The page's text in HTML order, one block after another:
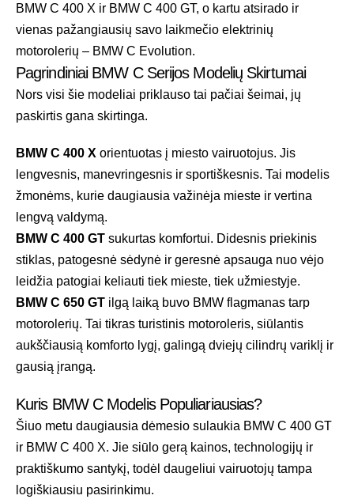
BMW C 400 X ir BMW C 400 GT, o kartu atsirado ir
vienas pažangiausių savo laikmečio elektrinių
motorolerių – BMW C Evolution.
Pagrindiniai BMW C Serijos Modelių Skirtumai
Nors visi šie modeliai priklauso tai pačiai šeimai, jų
paskirtis gana skirtinga.
BMW C 400 X orientuotas į miesto vairuotojus. Jis
lengvesnis, manevringesnis ir sportiškesnis. Tai modelis
žmonėms, kurie daugiausia važinėja mieste ir vertina
lengvą valdymą.
BMW C 400 GT sukurtas komfortui. Didesnis priekinis
stiklas, patogesnė sėdynė ir geresnė apsauga nuo vėjo
leidžia patogiai keliauti tiek mieste, tiek užmiestyje.
BMW C 650 GT ilgą laiką buvo BMW flagmanas tarp
motorolerių. Tai tikras turistinis motoroleris, siūlantis
aukščiausią komforto lygį, galingą dviejų cilindrų variklį ir
gausią įrangą.
Kuris BMW C Modelis Populiariausias?
Šiuo metu daugiausia dėmesio sulaukia BMW C 400 GT
ir BMW C 400 X. Jie siūlo gerą kainos, technologijų ir
praktiškumo santykį, todėl daugeliui vairuotojų tampa
logiškiausiu pasirinkimu.